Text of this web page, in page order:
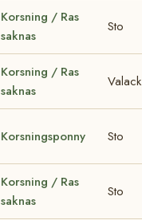
Korsning / Ras
saknas
Sto
Korsning / Ras
saknas
Valack
Korsningsponny Sto
Korsning / Ras
saknas
Sto